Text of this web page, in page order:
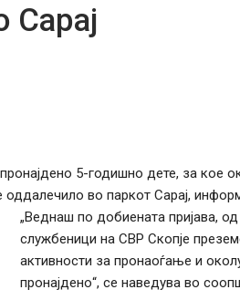
Сарај
5-годишно дете, за кое
оддалечило во паркот Сарај,
„Веднаш по добиената пријава,
службеници на СВР Скопје
активности за пронаоѓање и
пронајдено“, се наведува во